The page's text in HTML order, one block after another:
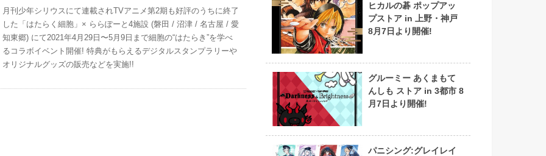
月刊少年シリウスにて連載されTVアニメ第2期も好評のうちに終了
した「はたらく細胞」× ららぽーと4施設 (磐田 / 沼津 / 名古屋 / 愛
知東郷) にて2021年4月29日〜5月9日まで細胞の“はたらき”を学べ
るコラボイベント開催! 特典がもらえるデジタルスタンプラリーや
オリジナルグッズの販売などを実施!!
ヒカルの碁 ポップアッ
プストア in 上野・神戸
8月7日より開催!
グルーミー あくまもて
んしも ストア in 3都市 8
月7日より開催!
パニシング:グレイレイ